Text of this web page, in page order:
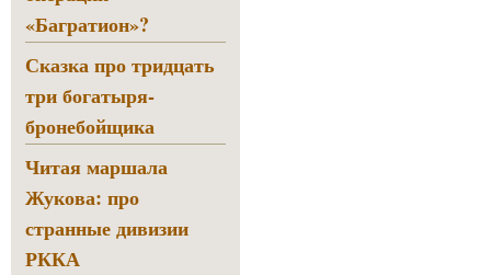
«Багратион»?
Сказка про тридцать
три богатыря-
бронебойщика
Читая маршала
Жукова: про
странные дивизии
РККА